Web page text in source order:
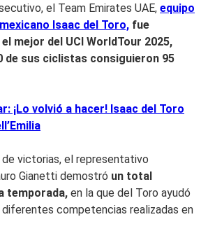
el Team Emirates UAE, equipo
Isaac del Toro, fue
mejor del UCI WorldTour 2025,
de sus ciclistas consiguieron 95
¡Lo volvió a hacer! Isaac del Toro
victorias, el representativo
Gianetti demostró un total
temporada, en la que del Toro ayudó
competencias realizadas en